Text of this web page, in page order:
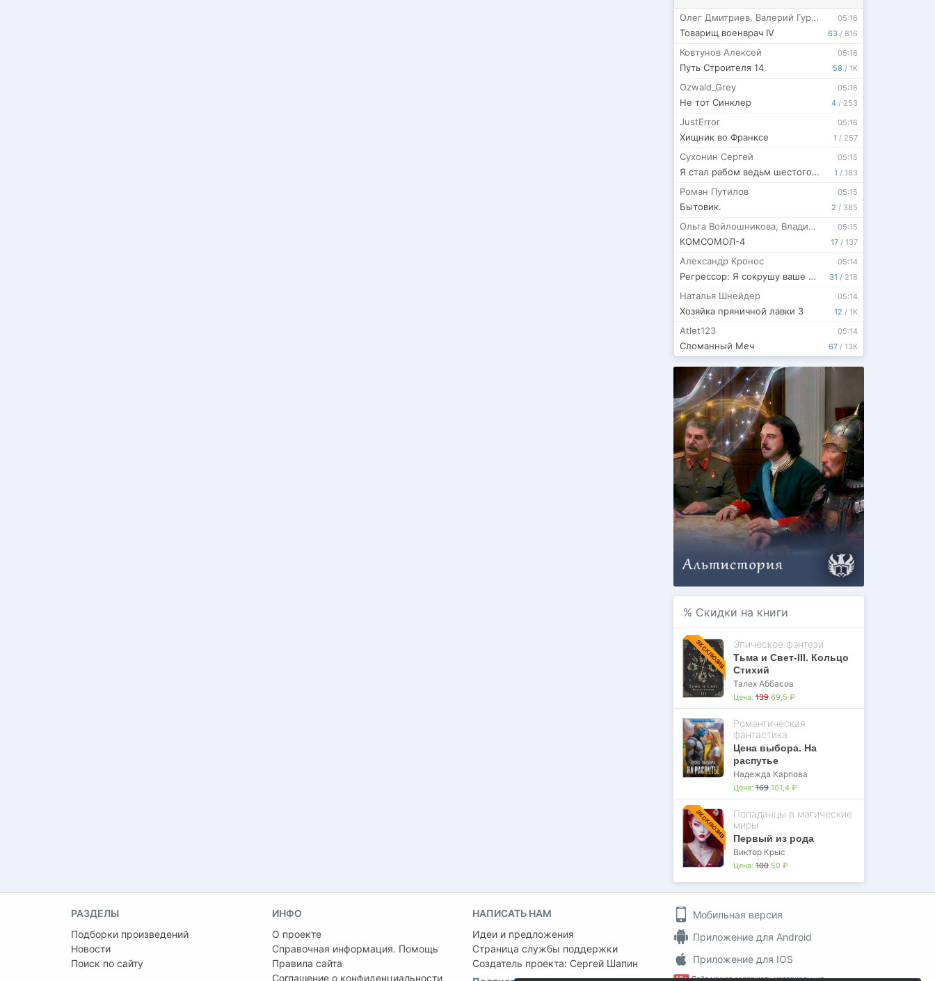
63 / 816
05:16
Олег Дмитриев, Валерий Гуров
Товарищ военврач IV
58 / 1K
05:16
Ковтунов Алексей
Путь Строителя 14
4 / 253
05:16
Ozwald_Grey
Не тот Синклер
1 / 257
05:16
JustError
Хищник во Франксе
1 / 183
05:15
Сухонин Сергей
Я стал рабом ведьм шестого полка морской пехоты
2 / 385
05:15
Роман Путилов
Бытовик.
17 / 137
05:15
Ольга Войлошникова, Владимир Войлошников
КОМСОМОЛ-4
31 / 218
05:14
Александр Кронос
Регрессор: Я сокрушу ваше будущее. Книга 2
12 / 1K
05:14
Наталья Шнейдер
Хозяйка пряничной лавки 3
67 / 13K
05:14
Atlet123
Сломанный Меч
% Скидки на книги
ЭКСКЛЮЗИВ Эпическое фэнтези
Тьма и Свет-III. Кольцо
Стихий
Талех Аббасов
Цена: 139 69,5 ₽
Романтическая
фантастика
Цена выбора. На
распутье
Надежда Карпова
Цена: 169 101,4 ₽
ЭКСКЛЮЗИВ
Попаданцы в магические
миры
Первый из рода
Виктор Крыс
Цена: 100 50 ₽
РАЗДЕЛЫ
Подборки произведений
Новости
Поиск по сайту
ИНФО
О проекте
Справочная информация. Помощь
Правила сайта
Соглашение о конфиденциальности
НАПИСАТЬ НАМ
Идеи и предложения
Страница службы поддержки
Создатель проекта: Сергей Шапин
Мобильная версия
Приложение для Android
Приложение для IOS
18+ Сайт может содержать материалы, не